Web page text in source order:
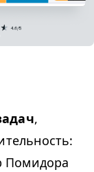
,
Помидора